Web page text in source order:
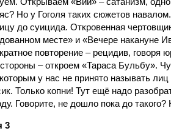
Но у Гоголя таких сюжетов
до суицида. Откровенная
месте» и «Вечере накануне
повторение – рецидив, говоря
– откроем «Тараса Бульбу».
у нас не принято называть
Только копни! Тут ещё надо
Говорите, не дошло пока до
3